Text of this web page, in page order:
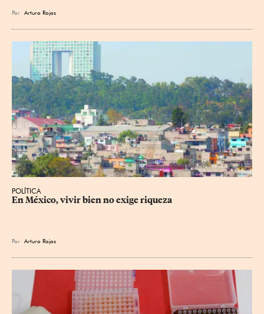
Por Arturo Rojas
POLÍTICA
En México, vivir bien no exige riqueza
Por Arturo Rojas